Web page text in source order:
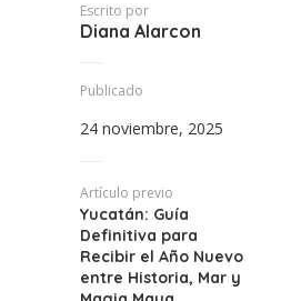
Escrito por
Diana Alarcon
Publicado
24 noviembre, 2025
Artículo previo
Yucatán: Guía
Definitiva para
Recibir el Año Nuevo
entre Historia, Mar y